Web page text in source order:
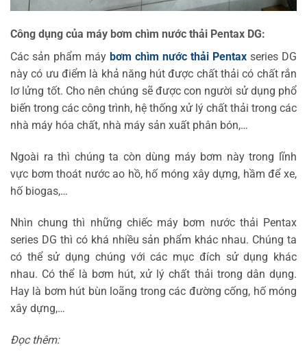
Công dụng của máy bơm chìm nước thải Pentax DG:
Các sản phẩm máy bơm chìm nước thải Pentax series DG
này có ưu điểm là khả năng hút được chất thải có chất rắn
lơ lửng tốt. Cho nên chúng sẽ được con người sử dụng phổ
biến trong các công trình, hệ thống xử lý chất thải trong các
nhà máy hóa chất, nhà máy sản xuất phân bón,…
Ngoài ra thì chúng ta còn dùng máy bơm này trong lĩnh
vực bơm thoát nước ao hồ, hố móng xây dựng, hầm để xe,
hố biogas,…
Nhìn chung thì những chiếc máy bơm nước thải Pentax
series DG thì có khá nhiều sản phẩm khác nhau. Chúng ta
có thể sử dụng chúng với các mục đích sử dụng khác
nhau. Có thể là bơm hút, xử lý chất thải trong dân dụng.
Hay là bơm hút bùn loãng trong các đường cống, hố móng
xây dựng,…
Đọc thêm: